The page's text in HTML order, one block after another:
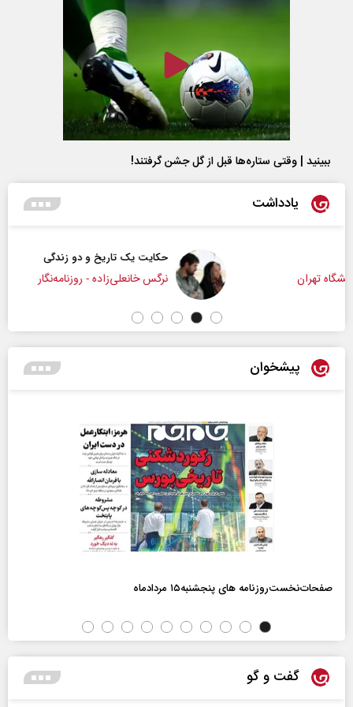
ببینید | وقتی ستاره‌ها قبل از گل جشن گرفتند!
یادداشت
حکایت یک تاریخ و دو زندگی
نرگس خانعلی‌زاده - روزنامه‌نگار
پیشخوان
صفحات‌نخست‌روزنامه ها‌ی پنجشنبه‌۱۵ مردادماه
گفت و گو